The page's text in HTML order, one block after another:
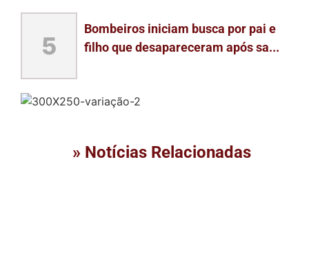
5
Bombeiros iniciam busca por pai e
filho que desapareceram após sa...
» Notícias Relacionadas